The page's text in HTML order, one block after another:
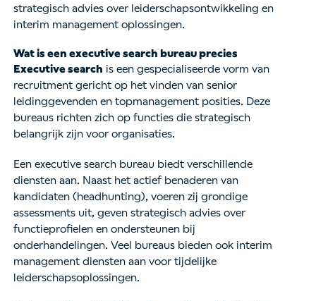
strategisch advies over leiderschapsontwikkeling en
interim management oplossingen.
Wat is een executive search bureau precies
Executive search is een gespecialiseerde vorm van
recruitment gericht op het vinden van senior
leidinggevenden en topmanagement posities. Deze
bureaus richten zich op functies die strategisch
belangrijk zijn voor organisaties.
Een executive search bureau biedt verschillende
diensten aan. Naast het actief benaderen van
kandidaten (headhunting), voeren zij grondige
assessments uit, geven strategisch advies over
functieprofielen en ondersteunen bij
onderhandelingen. Veel bureaus bieden ook interim
management diensten aan voor tijdelijke
leiderschapsoplossingen.